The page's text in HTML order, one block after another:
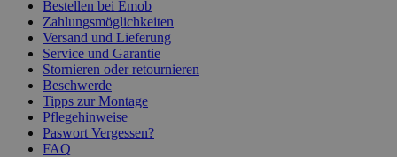
Bestellen bei Emob
Zahlungsmöglichkeiten
Versand und Lieferung
Service und Garantie
Stornieren oder retournieren
Beschwerde
Tipps zur Montage
Pflegehinweise
Paswort Vergessen?
FAQ